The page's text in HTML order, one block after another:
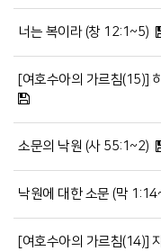
너는 복이라 (창 12:1~5)
[여호수아의 가르침(15)]
소문의 낙원 (사 55:1~2)
낙원에 대한 소문 (막
[여호수아의 가르침(14)]